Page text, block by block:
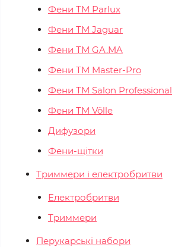
Фени ТМ Parlux
Фени ТМ Jaguar
Фени ТМ GA.MA
Фени ТМ Master-Pro
Фени ТМ Salon Professional
Фени ТМ Völle
Дифузори
Фени-щітки
Триммери і електробритви
Електробритви
Триммери
Перукарські набори